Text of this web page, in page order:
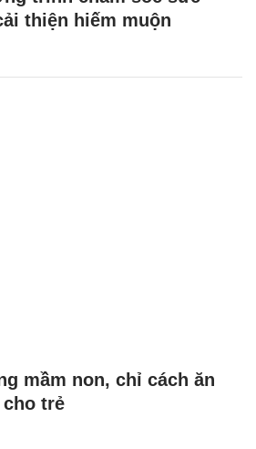
thiện hiếm muộn
mầm non, chỉ cách ăn
trẻ